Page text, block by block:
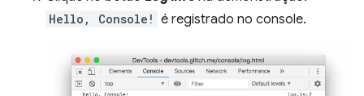
Hello, Console! é registrado no console.